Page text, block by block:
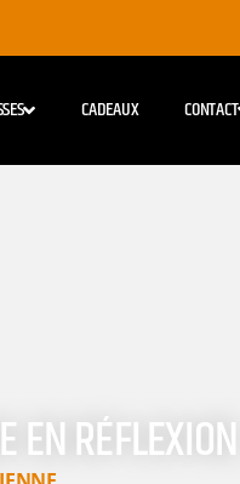
CADEAUX CONTACT
EN RÉFLEXION